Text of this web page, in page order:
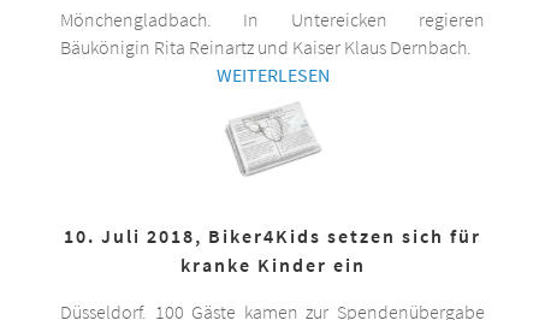
Mönchengladbach. In Untereicken regieren
Bäukönigin Rita Reinartz und Kaiser Klaus Dernbach.
WEITERLESEN
10. Juli 2018, Biker4Kids setzen sich für
kranke Kinder ein
Düsseldorf. 100 Gäste kamen zur Spendenübergabe